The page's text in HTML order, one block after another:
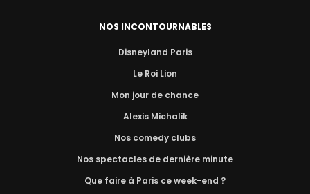
NOS INCONTOURNABLES
Disneyland Paris
Le Roi Lion
Mon jour de chance
Alexis Michalik
Nos comedy clubs
Nos spectacles de dernière minute
Que faire à Paris ce week-end ?